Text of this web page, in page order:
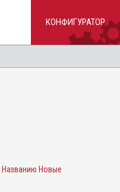
КОНФИГУРАТОР
Названию Новые